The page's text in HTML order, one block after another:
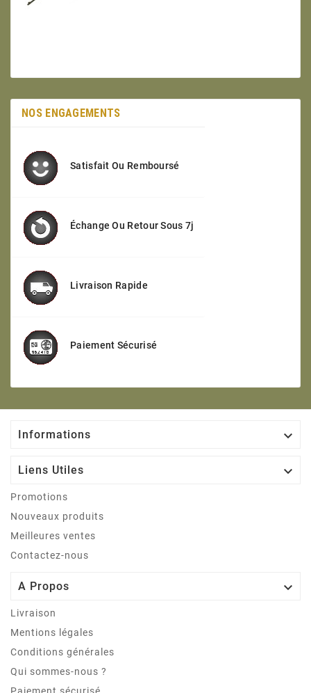
NOS ENGAGEMENTS
Satisfait Ou Remboursé
Échange Ou Retour Sous 7j
Livraison Rapide
Paiement Sécurisé
Informations 
Liens Utiles 
Promotions
Nouveaux produits
Meilleures ventes
Contactez-nous
A Propos 
Livraison
Mentions légales
Conditions générales
Qui sommes-nous ?